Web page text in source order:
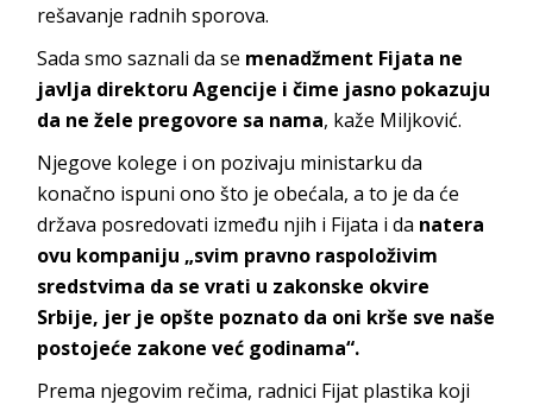
rešavanje radnih sporova.
Sada smo saznali da se menadžment Fijata ne
javlja direktoru Agencije i čime jasno pokazuju
da ne žele pregovore sa nama, kaže Miljković.
Njegove kolege i on pozivaju ministarku da
konačno ispuni ono što je obećala, a to je da će
država posredovati između njih i Fijata i da natera
ovu kompaniju „svim pravno raspoloživim
sredstvima da se vrati u zakonske okvire
Srbije, jer je opšte poznato da oni krše sve naše
postojeće zakone već godinama“.
Prema njegovim rečima, radnici Fijat plastika koji